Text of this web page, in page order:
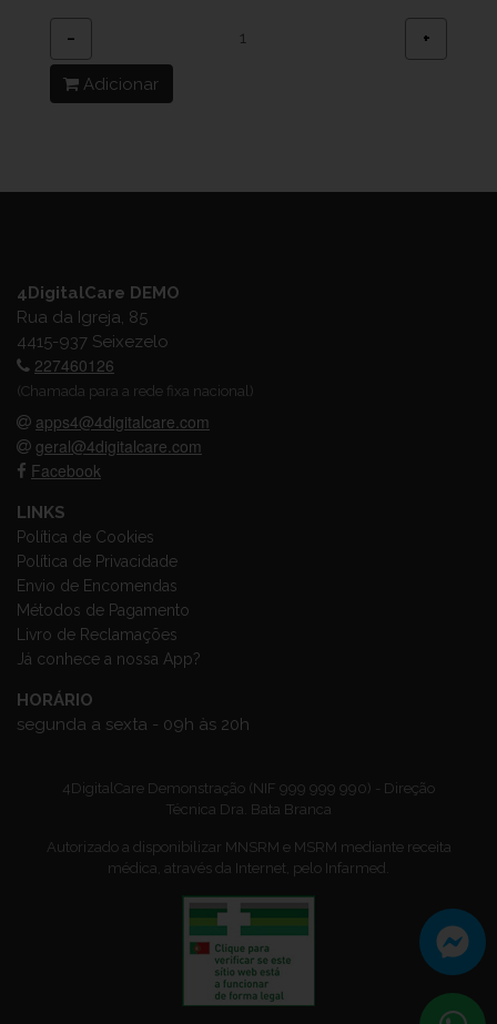
− +
Adicionar
4DigitalCare DEMO
Rua da Igreja, 85
4415-937 Seixezelo
227460126
(Chamada para a rede fixa nacional)
apps4@4digitalcare.com
geral@4digitalcare.com
Facebook
LINKS
Política de Cookies
Política de Privacidade
Envio de Encomendas
Métodos de Pagamento
Livro de Reclamações
Já conhece a nossa App?
HORÁRIO
segunda a sexta - 09h às 20h
4DigitalCare Demonstração (NIF 999 999 990) - Direção
Técnica Dra. Bata Branca
Autorizado a disponibilizar MNSRM e MSRM mediante receita
médica, através da Internet, pelo Infarmed.